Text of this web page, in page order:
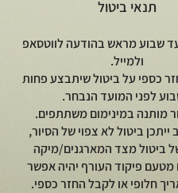
תנאי ביטול
שבוע מראש בהודעה לווטסאפ
ולמייל.
כספי על ביטול שיתבצע פחות
לפני המועד הנבחר.
מותנה במינימום משתתפים.
ביטול לא צפוי של הסיור,
ביטול מצד המארגנים/מיקה
מטעם פיקוד העורף יהיה אפשר
חלופי או לקבל החזר כספי.